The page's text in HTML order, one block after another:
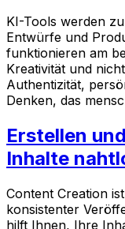
KI-Tools werden
Entwürfe und
funktionieren am
Kreativität und
Authentizität,
Denken, das
Erstellen
Inhalte
Content Creation
konsistenter
hilft Ihnen, Ihre